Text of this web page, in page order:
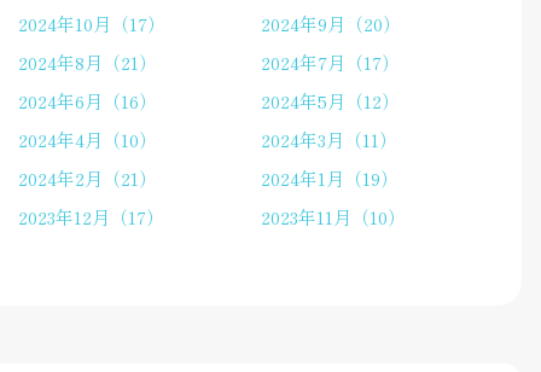
2024年10月（17）
2024年9月（20）
2024年8月（21）
2024年7月（17）
2024年6月（16）
2024年5月（12）
2024年4月（10）
2024年3月（11）
2024年2月（21）
2024年1月（19）
2023年12月（17）
2023年11月（10）